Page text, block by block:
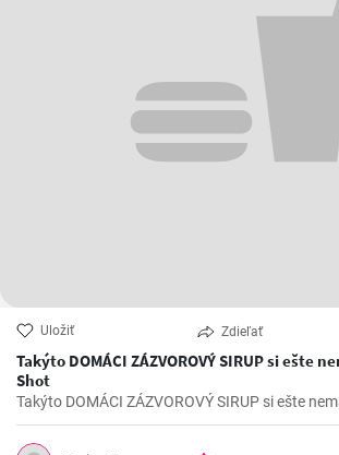
Uložiť Zdieľať
Takýto DOMÁCI ZÁZVOROVÝ SIRUP si ešte nemal!
Shot